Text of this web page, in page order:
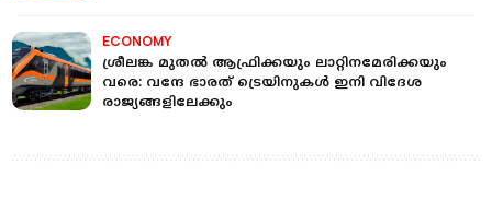
ECONOMY
ശ്രീലങ്ക മുതല്‍ ആഫ്രിക്കയും ലാറ്റിനമേരിക്കയും
വരെ: വന്ദേ ഭാരത് ട്രെയിനുകള്‍ ഇനി വിദേശ
രാജ്യങ്ങളിലേക്കും